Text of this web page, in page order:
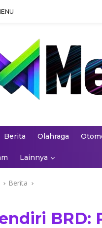
Berita Olahraga
Lainnya
Berita
BRD: